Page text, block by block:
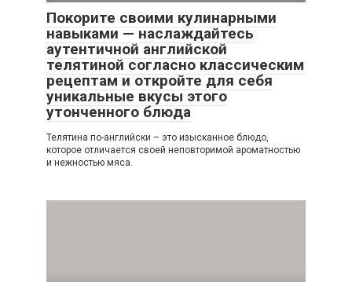
Покорите своими кулинарными
навыками — наслаждайтесь
аутентичной английской
телятиной согласно классическим
рецептам и откройте для себя
уникальные вкусы этого
утонченного блюда
Телятина по-английски – это изысканное блюдо,
которое отличается своей неповторимой ароматностью
и нежностью мяса.